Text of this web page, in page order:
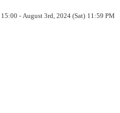
- August 3rd, 2024 (Sat) 11:59 PM